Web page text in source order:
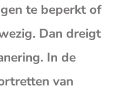
Facebook
X
te beperkt of
Dan dreigt
In de
van